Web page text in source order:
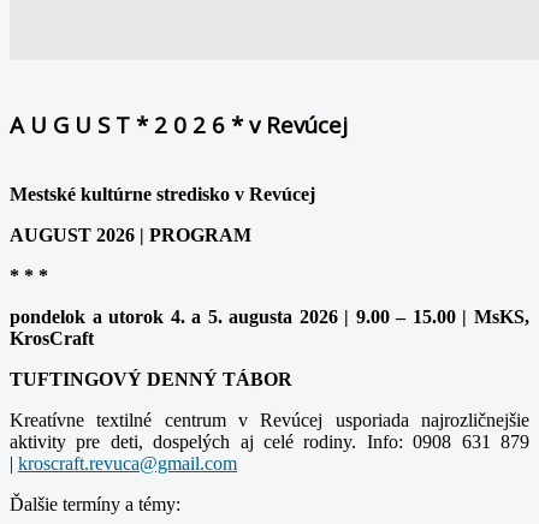
A U G U S T * 2 0 2 6 * v Revúcej
Mestské kultúrne stredisko v Revúcej
AUGUST 2026 | PROGRAM
* * *
pondelok a utorok 4. a 5. augusta 2026 | 9.00 – 15.00 | MsKS,
KrosCraft
TUFTINGOVÝ DENNÝ TÁBOR
Kreatívne textilné centrum v Revúcej usporiada najrozličnejšie
aktivity pre deti, dospelých aj celé rodiny. Info: 0908 631 879
|
Ďalšie termíny a témy: